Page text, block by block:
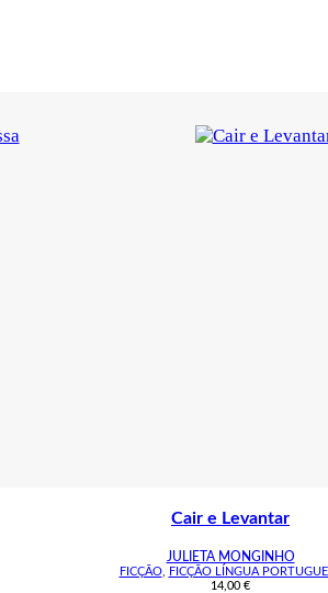
Cair e Levantar
JULIETA MONGINHO
FICÇÃO,
FICÇÃO LÍNGUA
14,00 €